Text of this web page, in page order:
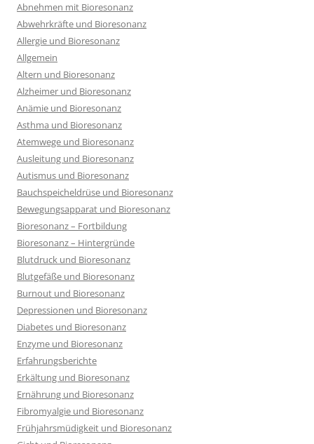
Abnehmen mit Bioresonanz
Abwehrkräfte und Bioresonanz
Allergie und Bioresonanz
Allgemein
Altern und Bioresonanz
Alzheimer und Bioresonanz
Anämie und Bioresonanz
Asthma und Bioresonanz
Atemwege und Bioresonanz
Ausleitung und Bioresonanz
Autismus und Bioresonanz
Bauchspeicheldrüse und Bioresonanz
Bewegungsapparat und Bioresonanz
Bioresonanz – Fortbildung
Bioresonanz – Hintergründe
Blutdruck und Bioresonanz
Blutgefäße und Bioresonanz
Burnout und Bioresonanz
Depressionen und Bioresonanz
Diabetes und Bioresonanz
Enzyme und Bioresonanz
Erfahrungsberichte
Erkältung und Bioresonanz
Ernährung und Bioresonanz
Fibromyalgie und Bioresonanz
Frühjahrsmüdigkeit und Bioresonanz